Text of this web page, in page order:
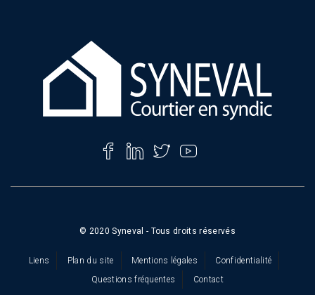
© 2020 Syneval - Tous droits réservés
Liens Plan du site Mentions légales
Confidentialité
Questions fréquentes
Contact